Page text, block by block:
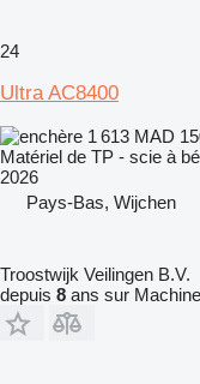
24
Ultra AC8400
1 613 MAD
Matériel de TP - scie à
2026
Pays-Bas, Wijchen
Troostwijk Veilingen B.V.
depuis 8 ans sur